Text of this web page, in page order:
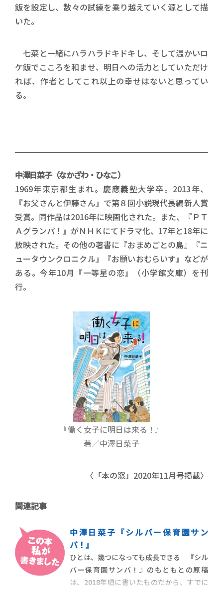
飯を設定し、数々の試練を乗り越えていく源として描
いた。
七菜と一緒にハラハラドキドキし、そして温かいロ
ケ飯でこころを和ませ、明日への活力としていただけ
れば、作者としてこれ以上の幸せはないと思ってい
る。
中澤日菜子（なかざわ・ひなこ）
1969年東京都生まれ。慶應義塾大学卒。2013年、
『お父さんと伊藤さん』で第８回小説現代長編新人賞
受賞。同作品は2016年に映画化された。また、『ＰＴ
Ａグランパ！』がＮＨＫにてドラマ化、17年と18年に
放映された。その他の著書に『おまめごとの島』『ニ
ュータウンクロニクル』『お願いおむらいす』などが
ある。今年10月『一等星の恋』（小学館文庫）を刊
行。
『働く女子に明日は来る！』
著／中澤日菜子
〈「本の窓」2020年11月号掲載〉
関連記事
中澤日菜子『シルバー保育園サン
バ！』
ひとは、幾つになっても成長できる 『シル
バー保育園サンバ！』のもともとの原稿
は、2018年頃に書いたものだから、すでに